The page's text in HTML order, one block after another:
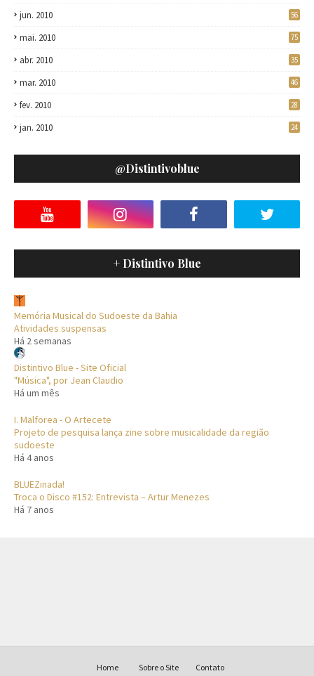
jun. 2010 56
mai. 2010 75
abr. 2010 35
mar. 2010 46
fev. 2010 28
jan. 2010 24
@distintivoblue
+ Distintivo Blue
Memória Musical do Sudoeste da Bahia
Atividades suspensas
Há 2 semanas
Distintivo Blue - Site Oficial
"Música", por Jean Claudio
Há um mês
I. Malforea - O Artecete
Projeto de pesquisa lança zine sobre musicalidade da região
sudoeste
Há 4 anos
BLUEZinada!
Troca o Disco #152: Entrevista – Artur Menezes
Há 7 anos
Home Sobre o Site Contato